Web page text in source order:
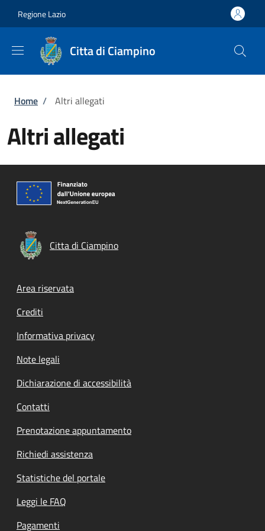
Regione Lazio
Citta di Ciampino
Briciole di pane
Home / Altri allegati
Altri allegati
Citta di Ciampino
Footer menu
Area riservata
Crediti
Informativa privacy
Note legali
Dichiarazione di accessibilità
Contatti
Prenotazione appuntamento
Richiedi assistenza
Statistiche del portale
Leggi le FAQ
Pagamenti